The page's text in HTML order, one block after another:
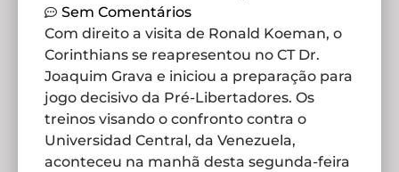
Sem Comentários
Com direito a visita de Ronald Koeman, o
Corinthians se reapresentou no CT Dr.
Joaquim Grava e iniciou a preparação para
jogo decisivo da Pré-Libertadores. Os
treinos visando o confronto contra o
Universidad Central, da Venezuela,
aconteceu na manhã desta segunda-feira